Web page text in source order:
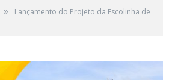
»
Lançamento do Projeto da Escolinha de